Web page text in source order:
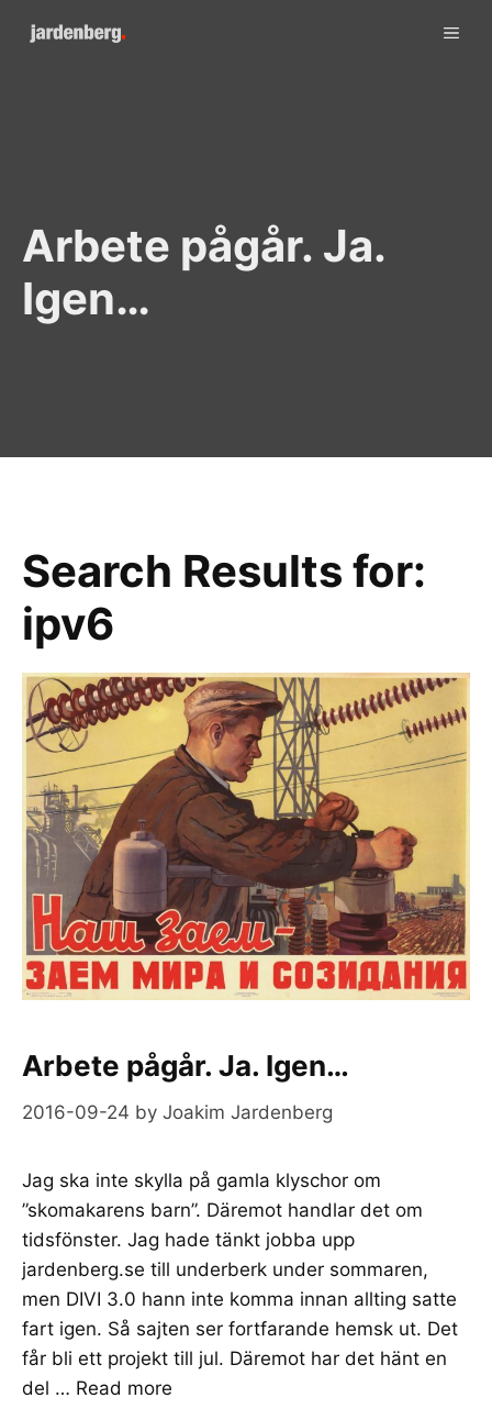
Arbete pågår. Ja.
Igen…
Search Results for:
ipv6
Arbete pågår. Ja. Igen…
2016-09-24 by Joakim Jardenberg
Jag ska inte skylla på gamla klyschor om
”skomakarens barn”. Däremot handlar det om
tidsfönster. Jag hade tänkt jobba upp
jardenberg.se till underberk under sommaren,
men DIVI 3.0 hann inte komma innan allting satte
fart igen. Så sajten ser fortfarande hemsk ut. Det
får bli ett projekt till jul. Däremot har det hänt en
del … Read more